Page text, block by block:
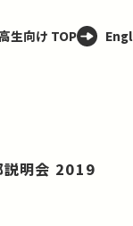
生向け TOP
説明会 2019